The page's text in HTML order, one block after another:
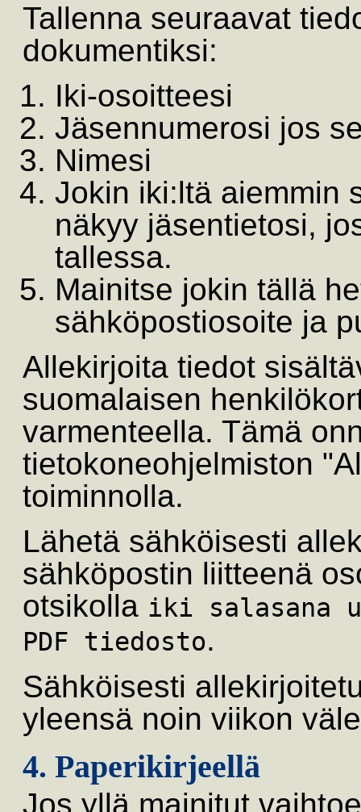
Tallenna seuraavat
dokumentiksi:
Iki-osoitteesi
Jäsennumerosi jos
Nimesi
Jokin iki:ltä aiemmin
näkyy jäsentietosi,
tallessa.
Mainitse jokin tällä
sähköpostiosoite ja
Allekirjoita tiedot
suomalaisen
varmenteella. Tämä
tietokoneohjelmiston
toiminnolla.
Lähetä sähköisesti
sähköpostin liitteenä
otsikolla iki salasana
PDF tiedosto.
Sähköisesti
yleensä noin viikon
4. Paperikirjeellä
Jos yllä mainitut